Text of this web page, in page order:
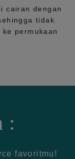
cairan dengan
tidak
ke permukaan
:
favoritmu!